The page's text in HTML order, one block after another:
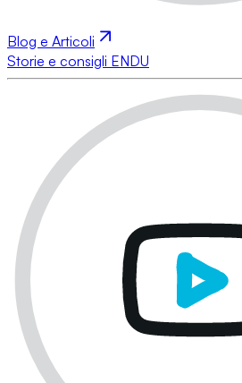
Blog e Articoli
Storie e consigli ENDU